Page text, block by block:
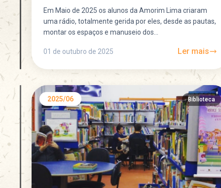
Em Maio de 2025 os alunos da Amorim Lima criaram
uma rádio, totalmente gerida por eles, desde as pautas,
montar os espaços e manuseio dos...
01 de outubro de 2025 Ler mais
2025/06 Biblioteca